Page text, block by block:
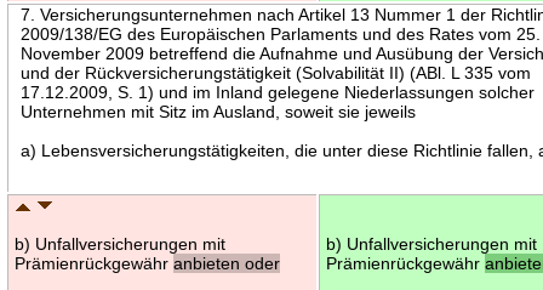
7. Versicherungsunternehmen nach Artikel 13 Nummer 1 der
2009/138/EG des Europäischen Parlaments und des Rates vom 25.
November 2009 betreffend die Aufnahme und Ausübung der
und der Rückversicherungstätigkeit (Solvabilität II) (ABl. L 335 vom
17.12.2009, S. 1) und im Inland gelegene Niederlassungen solcher
Unternehmen mit Sitz im Ausland, soweit sie jeweils
a) Lebensversicherungstätigkeiten, die unter diese Richtlinie fallen,
b) Unfallversicherungen mit
Prämienrückgewähranbieten oder
b) Unfallversicherungen mit
Prämienrückgewähr